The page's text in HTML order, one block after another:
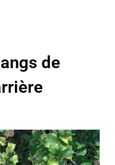
de